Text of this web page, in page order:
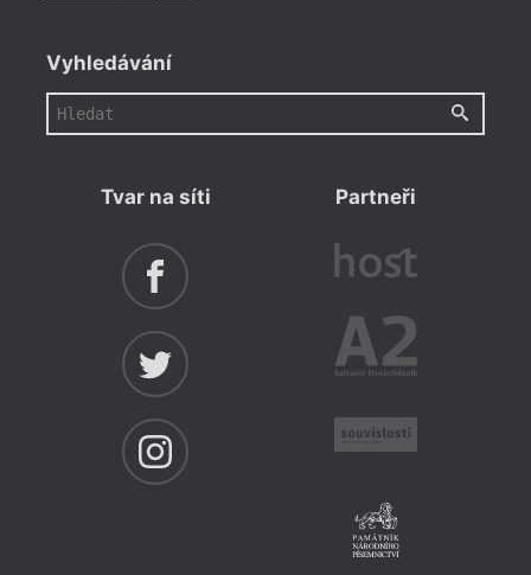
Vyhledávání
Tvar na síti Partneři